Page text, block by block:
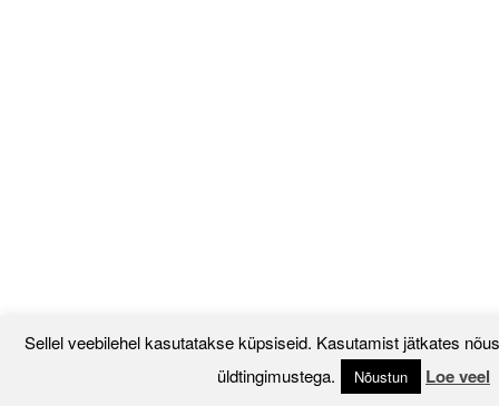
Sellel veebilehel kasutatakse küpsiseid. Kasutamist jätkates
üldtingimustega.
Nõustun Loe veel